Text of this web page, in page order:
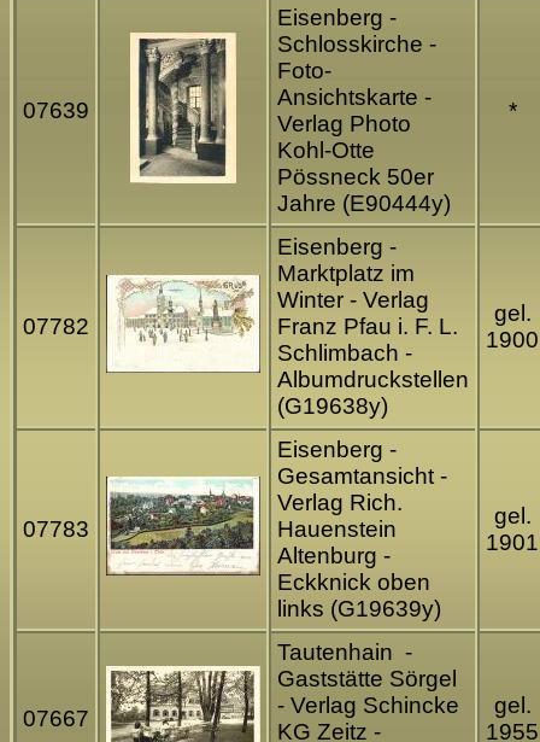
07639
Eisenberg -
Schlosskirche -
Foto-
Ansichtskarte -
Verlag Photo
Kohl-Otte
Pössneck 50er
Jahre (E90444y)
*
07782
Eisenberg -
Marktplatz im
Winter - Verlag
Franz Pfau i. F. L.
Schlimbach -
Albumdruckstellen
(G19638y)
gel.
1900
07783
Eisenberg -
Gesamtansicht -
Verlag Rich.
Hauenstein
Altenburg -
Eckknick oben
links (G19639y)
gel.
1901
07667
Tautenhain -
Gaststätte Sörgel
- Verlag Schincke
KG Zeitz -
gel.
1955